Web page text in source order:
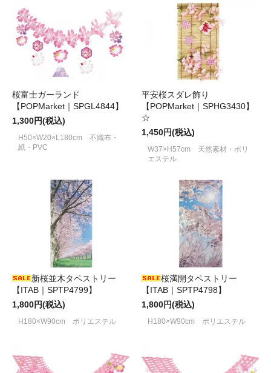
桜富士ガーランド
【POPMarket｜SPGL4844】
1,300円(税込)
H50×W20×L180cm 不織布・
紙・PVC
平安桜スダレ飾り
【POPMarket｜SPHG3430】
☆
1,450円(税込)
W37×H57cm 天然素材・ポリ
エステル
新桜並木タペストリー
【ITAB｜SPTP4799】
1,800円(税込)
H180×W90cm ポリエステル
桜満開タペストリー
【ITAB｜SPTP4798】
1,800円(税込)
H180×W90cm ポリエステル